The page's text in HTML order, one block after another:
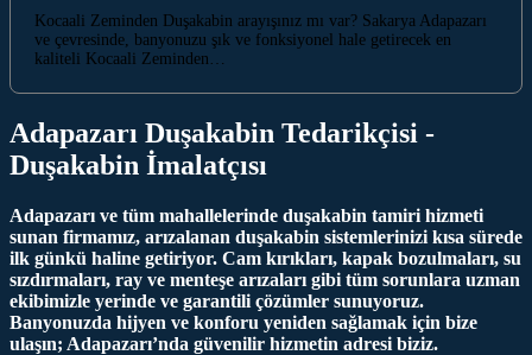
Kocaali Zeminden Duşakabin arayışınız mı var? Sakarya Adapazarı
ve çevresinde, banyonuzu şık ve fonksiyonel hale getirecek en
kaliteli Kocaali Zeminden…
Adapazarı Duşakabin Tedarikçisi -
Duşakabin İmalatçısı
Adapazarı ve tüm mahallelerinde duşakabin tamiri hizmeti
sunan firmamız, arızalanan duşakabin sistemlerinizi kısa sürede
ilk günkü haline getiriyor. Cam kırıkları, kapak bozulmaları, su
sızdırmaları, ray ve menteşe arızaları gibi tüm sorunlara uzman
ekibimizle yerinde ve garantili çözümler sunuyoruz.
Banyonuzda hijyen ve konforu yeniden sağlamak için bize
ulaşın; Adapazarı’nda güvenilir hizmetin adresi biziz.